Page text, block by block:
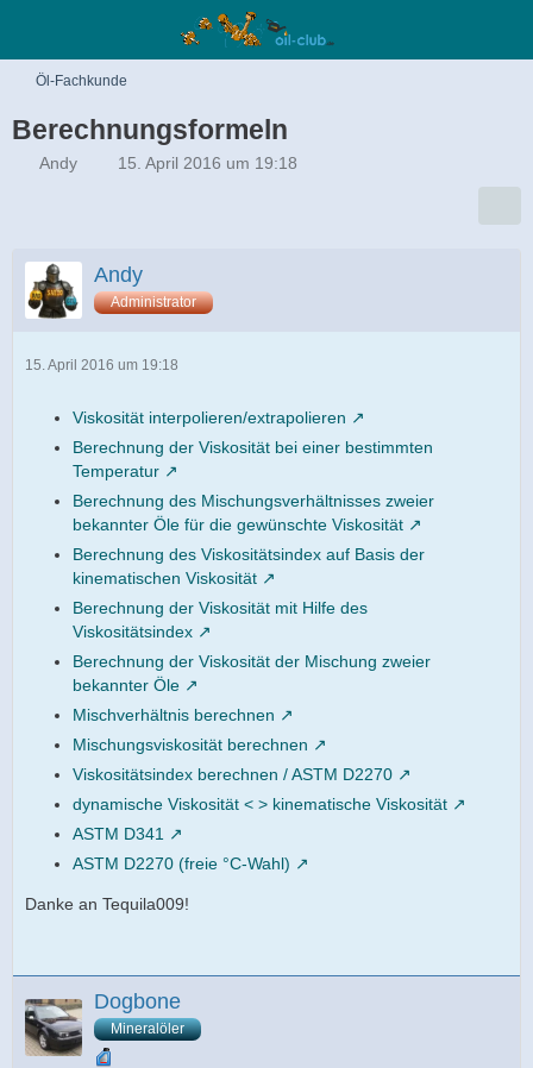
Öl-Fachkunde
Berechnungsformeln
Andy 15. April 2016 um 19:18
Andy
Administrator
15. April 2016 um 19:18
Viskosität interpolieren/extrapolieren
Berechnung der Viskosität bei einer bestimmten
Temperatur
Berechnung des Mischungsverhältnisses zweier
bekannter Öle für die gewünschte Viskosität
Berechnung des Viskositätsindex auf Basis der
kinematischen Viskosität
Berechnung der Viskosität mit Hilfe des
Viskositätsindex
Berechnung der Viskosität der Mischung zweier
bekannter Öle
Mischverhältnis berechnen
Mischungsviskosität berechnen
Viskositätsindex berechnen / ASTM D2270
dynamische Viskosität < > kinematische Viskosität
ASTM D341
ASTM D2270 (freie °C-Wahl)
Danke an Tequila009!
Dogbone
Mineralöler